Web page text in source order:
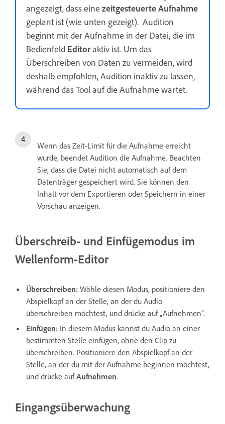
angezeigt, dass eine zeitgesteuerte Aufnahme
geplant ist (wie unten gezeigt). Audition
beginnt mit der Aufnahme in der Datei, die im
Bedienfeld Editoraktiv ist. Um das
Überschreiben von Daten zu vermeiden, wird
deshalb empfohlen, Audition inaktiv zu lassen,
während das Tool auf die Aufnahme wartet.
Wenn das Zeit-Limit für die Aufnahme erreicht
wurde, beendet Audition die Aufnahme. Beachten
Sie, dass die Datei nicht automatisch auf dem
Datenträger gespeichert wird. Sie können den
Inhalt vor dem Exportieren oder Speichern in einer
Vorschau anzeigen.
Überschreib- und Einfügemodus im
Wellenform-Editor
Überschreiben: Wähle diesen Modus, positioniere den
Abspielkopf an der Stelle, an der du Audio
überschreiben möchtest, und drücke auf „Aufnehmen“.
Einfügen: In diesem Modus kannst du Audio an einer
bestimmten Stelle einfügen, ohne den Clip zu
überschreiben. Positioniere den Abspielkopf an der
Stelle, an der du mit der Aufnahme beginnen möchtest,
und drücke aufAufnehmen.
Eingangsüberwachung